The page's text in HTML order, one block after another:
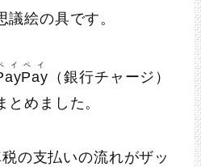
絵の具です。
イペイ
（銀行チャージ）
めました。
の支払いの流れがザッ